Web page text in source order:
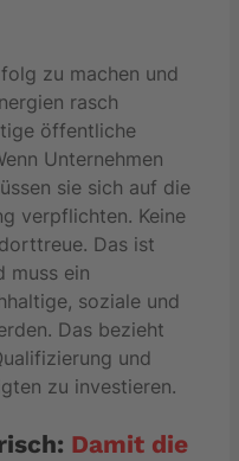
zu machen und
rasch
öffentliche
Unternehmen
sie sich auf die
verpflichten. Keine
Das ist
muss ein
soziale und
Das bezieht
und
zu investieren.
Damit die